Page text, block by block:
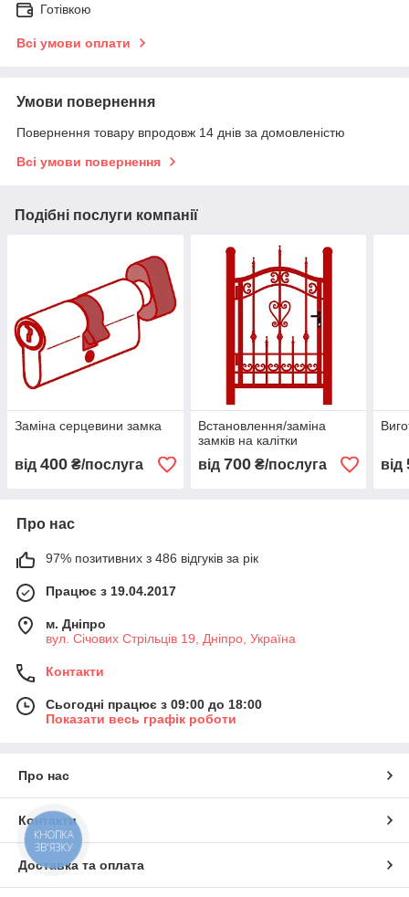
Готівкою
Всі умови оплати
Умови повернення
Повернення товару впродовж 14 днів за домовленістю
Всі умови повернення
Подібні послуги компанії
Заміна серцевини замка
від 400 ₴/послуга
Встановлення/заміна
замків на калітки
від 700₴/послуга від
Про нас
97% позитивних з 486 відгуків за рік
Працює з 19.04.2017
м. Дніпро
вул. Січових Стрільців 19, Дніпро, Україна
Контакти
Сьогодні працює з 09:00 до 18:00
Показати весь графік роботи
Про нас
Контакти
Доставка та оплата
КНОПКА
ЗВ'ЯЗКУ